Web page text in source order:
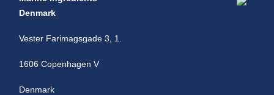
Denmark
Vester Farimagsgade 3, 1.
1606 Copenhagen V
Denmark